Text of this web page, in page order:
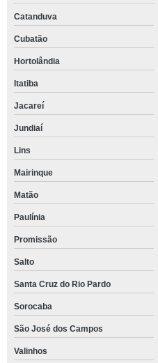
Catanduva
Cubatão
Hortolândia
Itatiba
Jacareí
Jundiaí
Lins
Mairinque
Matão
Paulínia
Promissão
Salto
Santa Cruz do Rio Pardo
Sorocaba
São José dos Campos
Valinhos